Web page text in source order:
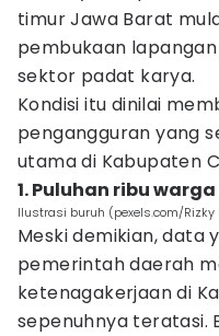
timur Jawa Barat
pembukaan
sektor padat karya.
Kondisi itu dinilai
pengangguran yang
utama di Kabupaten
1. Puluhan ribu
Ilustrasi buruh (pexels.com/Rizky
Meski demikian, data
pemerintah daerah
ketenagakerjaan di
sepenuhnya teratasi.